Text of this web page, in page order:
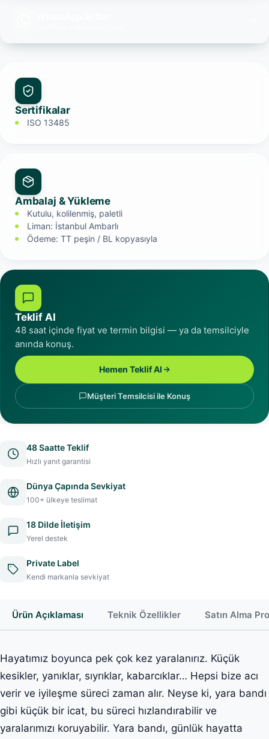
Sertifikalar
ISO 13485
Ambalaj & Yükleme
Kutulu, kolilenmiş, paletli
Liman: İstanbul Ambarlı
Ödeme: TT peşin / BL kopyasıyla
Teklif Al
48 saat içinde fiyat ve termin bilgisi — ya da temsilciyle
anında konuş.
Hemen Teklif Al
Müşteri Temsilcisi ile Konuş
48 Saatte Teklif
Hızlı yanıt garantisi
Dünya Çapında Sevkiyat
100+ ülkeye teslimat
18 Dilde İletişim
Yerel destek
Private Label
Kendi markanla sevkiyat
Ürün Açıklaması Teknik Özellikler Satın Alma
Hayatımız boyunca pek çok kez yaralanırız. Küçük
kesikler, yanıklar, sıyrıklar, kabarcıklar… Hepsi bize acı
verir ve iyileşme süreci zaman alır. Neyse ki, yara bandı
gibi küçük bir icat, bu süreci hızlandırabilir ve
yaralarımızı koruyabilir. Yara bandı, günlük hayatta